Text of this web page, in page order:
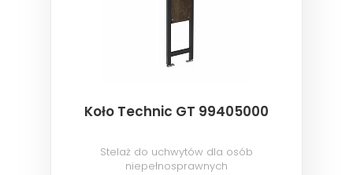
Koło Technic GT 99405000
Stelaż do uchwytów dla osób
niepełnosprawnych